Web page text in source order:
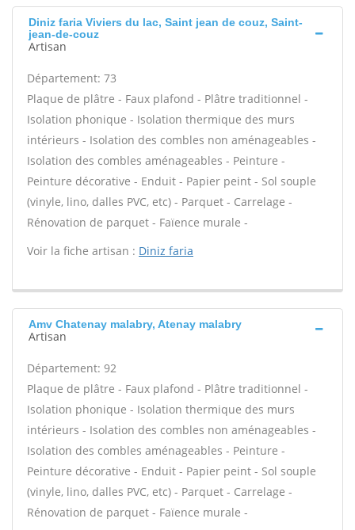
Diniz faria Viviers du lac, Saint jean de couz, Saint-
jean-de-couz
Artisan
Département: 73
Plaque de plâtre - Faux plafond - Plâtre traditionnel -
Isolation phonique - Isolation thermique des murs
intérieurs - Isolation des combles non aménageables -
Isolation des combles aménageables - Peinture -
Peinture décorative - Enduit - Papier peint - Sol souple
(vinyle, lino, dalles PVC, etc) - Parquet - Carrelage -
Rénovation de parquet - Faïence murale -
Voir la fiche artisan : Diniz faria
Amv Chatenay malabry, Atenay malabry
Artisan
Département: 92
Plaque de plâtre - Faux plafond - Plâtre traditionnel -
Isolation phonique - Isolation thermique des murs
intérieurs - Isolation des combles non aménageables -
Isolation des combles aménageables - Peinture -
Peinture décorative - Enduit - Papier peint - Sol souple
(vinyle, lino, dalles PVC, etc) - Parquet - Carrelage -
Rénovation de parquet - Faïence murale -